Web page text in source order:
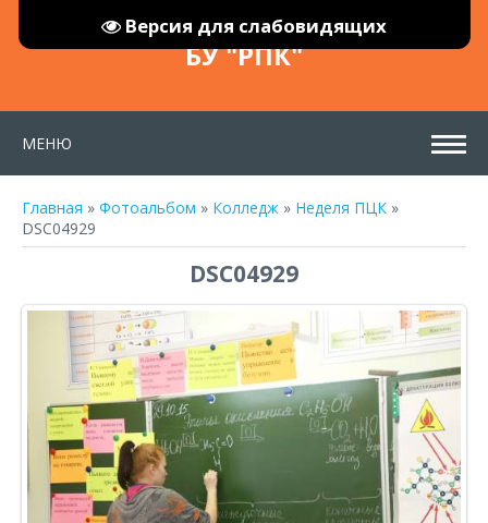
Версия для слабовидящих
БУ "РПК"
МЕНЮ
Главная » Фотоальбом » Колледж » Неделя ПЦК »
DSC04929
DSC04929